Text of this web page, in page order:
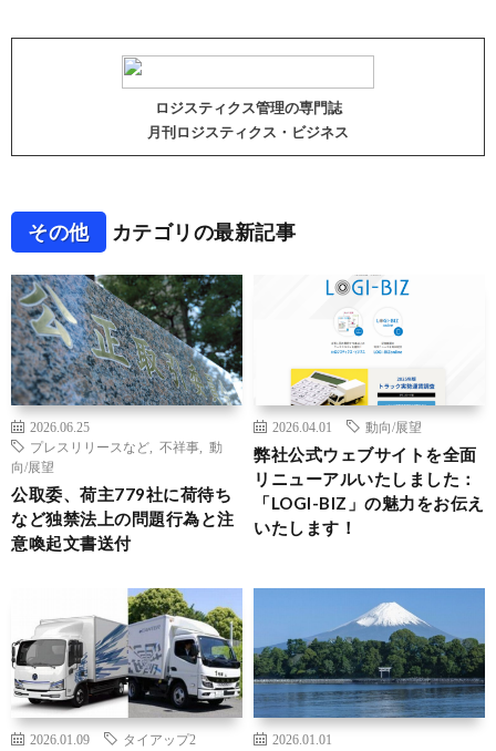
ロジスティクス管理の専門誌
月刊ロジスティクス・ビジネス
その他 カテゴリの最新記事
2026.06.25
プレスリリースなど
不祥事
動
向/展望
公取委、荷主779社に荷待ち
など独禁法上の問題行為と注
意喚起文書送付
2026.04.01 動向/展望
弊社公式ウェブサイトを全面
リニューアルいたしました：
「LOGI-BIZ」の魅力をお伝え
いたします！
2026.01.09 タイアップ2
2026.01.01